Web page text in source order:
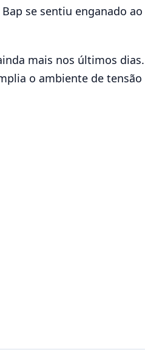
se sentiu enganado
mais nos últimos
o ambiente de